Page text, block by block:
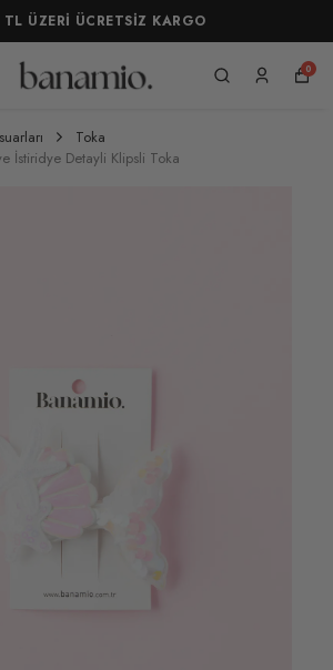
ÜZERİ ÜCRETSİZ KARGO
0
Toka
ve İstiridye Detayli Klipsli Toka